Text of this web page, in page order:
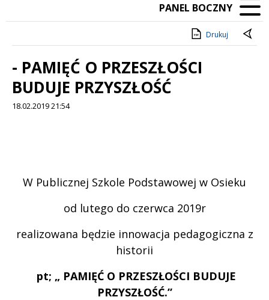
PANEL BOCZNY
Drukuj
- PAMIĘĆ O PRZESZŁOŚCI
BUDUJE PRZYSZŁOŚĆ
18.02.2019 21:54
W Publicznej Szkole Podstawowej w Osieku
od lutego do czerwca 2019r
realizowana będzie innowacja pedagogiczna z
historii
pt; „ PAMIĘĆ O PRZESZŁOŚCI BUDUJE
PRZYSZŁOŚĆ.”